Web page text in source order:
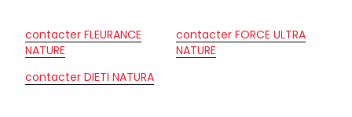
contacter FLEURANCE
NATURE
contacter FORCE ULTRA
NATURE
contacter DIETI NATURA